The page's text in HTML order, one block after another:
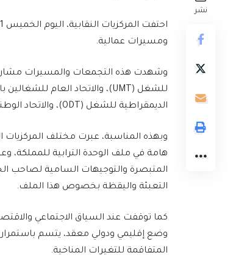
نشر
ومسيرات عمالية.
وشهدت هذه التجمعات والمسيرات مشاركة
الديمقراطية للشغل (ODT)، والاتحاد الوطني للشغل بالمغرب (UNTM).
وبهذه المناسبة، عبرت مختلف المركزيات
هامة في ملف الوحدة الترابية للمملكة،
المتبصرة والتوجيهات السامية لصاحب
التعبئة واليقظة بخصوص هذا الملف.
كما توقفت عند السياق الاجتماعي
وضع إقليمي ودولي معقد، يتسم باستمرار
المتفاقمة للتغيرات المناخية.